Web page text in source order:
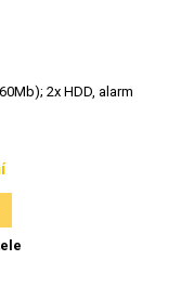
2x HDD, alarm